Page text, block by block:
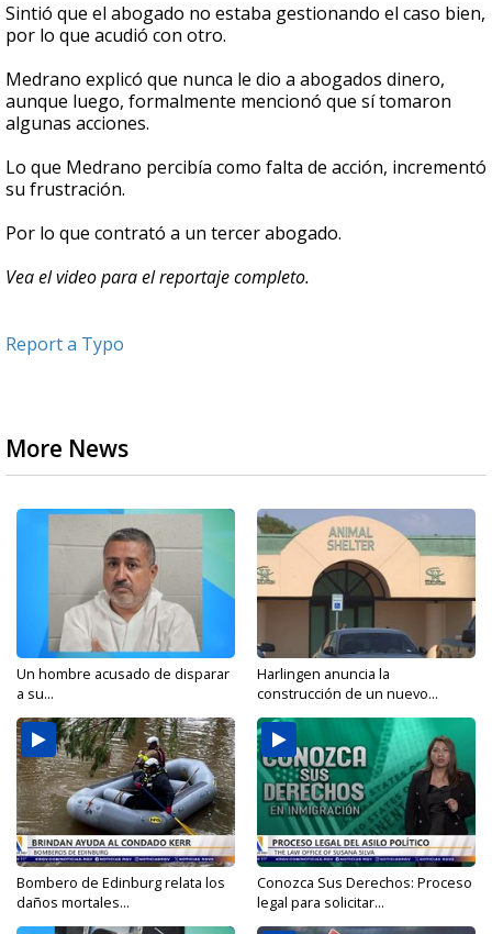
Sintió que el abogado no estaba gestionando el caso bien,
por lo que acudió con otro.
Medrano explicó que nunca le dio a abogados dinero,
aunque luego, formalmente mencionó que sí tomaron
algunas acciones.
Lo que Medrano percibía como falta de acción, incrementó
su frustración.
Por lo que contrató a un tercer abogado.
Vea el video para el reportaje completo.
Report a Typo
More News
Un hombre acusado de disparar
a su...
Harlingen anuncia la
construcción de un nuevo...
Bombero de Edinburg relata los
daños mortales...
Conozca Sus Derechos: Proceso
legal para solicitar...